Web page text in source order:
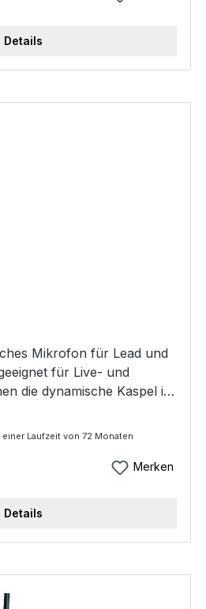
Wireless
Merkmale
flexible Mikrofonarm
Ausrichtung am
ist gegen Körperschall
MZA 900 P
(Kabel-, Phantomspeisung-
wahlweise mit Evolution
betrieben werden.
Details
Mikrofon für Lead und
für Live- und
die dynamische Kaspel in
bietet eine klare und
mit einer hohen
144dB inkl. Softbag und
Laufzeit von 72 Monaten
Merken
Details